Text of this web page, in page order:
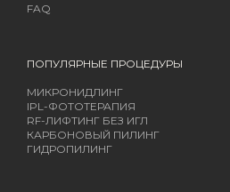
FAQ
ПОПУЛЯРНЫЕ ПРОЦЕДУРЫ
МИКРОНИДЛИНГ
IPL-ФОТОТЕРАПИЯ
RF-ЛИФТИНГ БЕЗ ИГЛ
КАРБОНОВЫЙ ПИЛИНГ
ГИДРОПИЛИНГ